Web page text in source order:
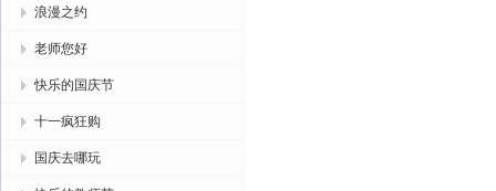
浪漫之约
老师您好
快乐的国庆节
十一疯狂购
国庆去哪玩